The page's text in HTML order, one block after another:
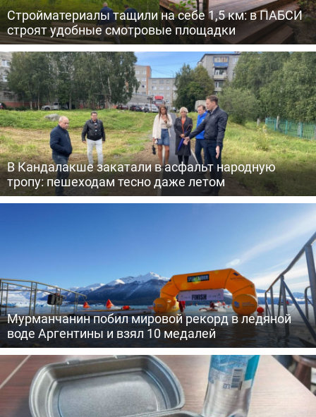
Стройматериалы тащили на себе 1,5 км: в ПАБСИ
строят удобные смотровые площадки
В Кандалакше закатали в асфальт народную
тропу: пешеходам тесно даже летом
Мурманчанин побил мировой рекорд в ледяной
воде Аргентины и взял 10 медалей